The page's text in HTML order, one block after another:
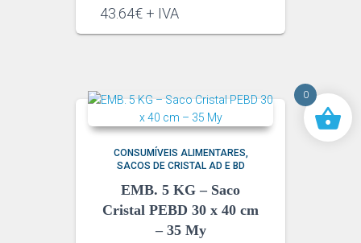
43.64€ + IVA
CONSUMÍVEIS ALIMENTARES
SACOS DE CRISTAL AD E BD
EMB. 5 KG – Saco
Cristal PEBD 30 x 40 cm
– 35 My
0